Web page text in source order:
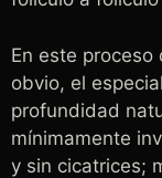
En este proceso
obvio, el
profundidad
mínimamente
y sin cicatrices;